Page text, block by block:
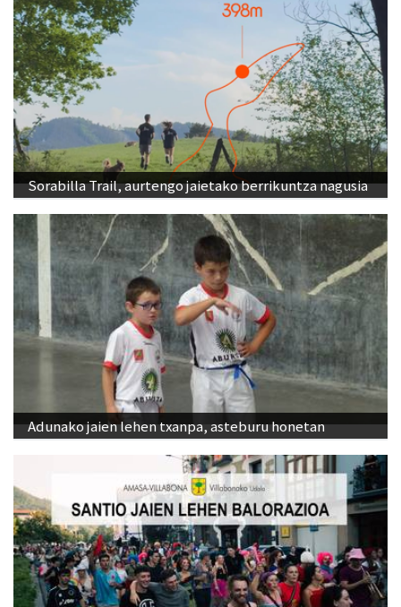
Sorabilla Trail, aurtengo jaietako berrikuntza nagusia
Adunako jaien lehen txanpa, asteburu honetan